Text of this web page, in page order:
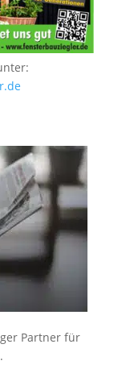
Partner für